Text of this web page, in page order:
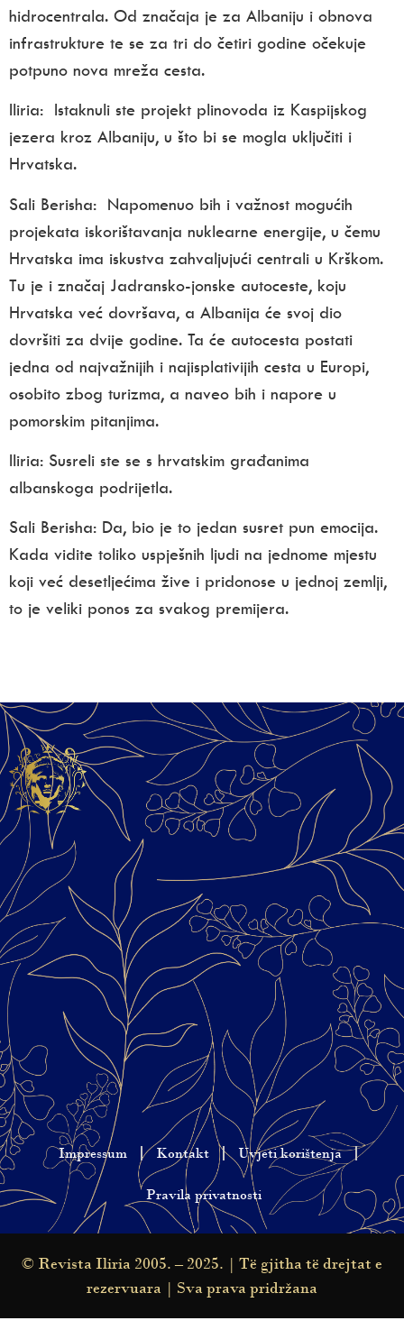
hidrocentrala. Od značaja je za Albaniju i obnova
infrastrukture te se za tri do četiri godine očekuje
potpuno nova mreža cesta.
Iliria: Istaknuli ste projekt plinovoda iz Kaspijskog
jezera kroz Albaniju, u što bi se mogla uključiti i
Hrvatska.
Sali Berisha: Napomenuo bih i važnost mogućih
projekata iskorištavanja nuklearne energije, u čemu
Hrvatska ima iskustva zahvaljujući centrali u Krškom.
Tu je i značaj Jadransko-jonske autoceste, koju
Hrvatska već dovršava, a Albanija će svoj dio
dovršiti za dvije godine. Ta će autocesta postati
jedna od najvažnijih i najisplativijih cesta u Europi,
osobito zbog turizma, a naveo bih i napore u
pomorskim pitanjima.
Iliria: Susreli ste se s hrvatskim građanima
albanskoga podrijetla.
Sali Berisha: Da, bio je to jedan susret pun emocija.
Kada vidite toliko uspješnih ljudi na jednome mjestu
koji već desetljećima žive i pridonose u jednoj zemlji,
to je veliki ponos za svakog premijera.
Impressum Kontakt Uvjeti korištenja
Pravila privatnosti
© Revista Iliria 2005. – 2025. | Të gjitha të drejtat e
rezervuara | Sva prava pridržana